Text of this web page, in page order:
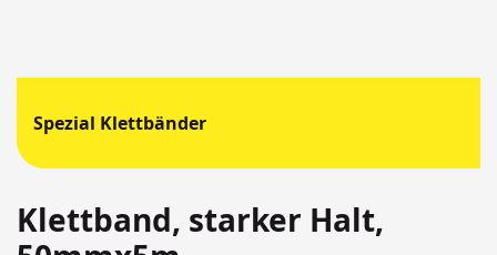
Spezial Klettbänder
Klettband, starker Halt,